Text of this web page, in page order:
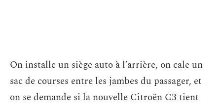
On installe un siège auto à l’arrière, on cale un
sac de courses entre les jambes du passager, et
on se demande si la nouvelle Citroën C3 tient